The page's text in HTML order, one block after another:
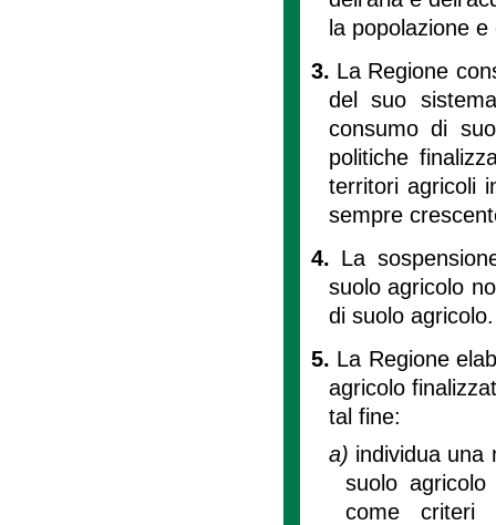
la popolazione
3. La Regione
del suo
consumo di
politiche
territori agricoli
sempre
4. La
suolo agricolo
di suolo agricolo.
5. La Regione
agricolo
tal fine:
a) individua una
suolo
come criteri